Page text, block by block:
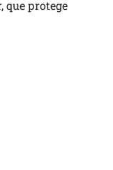
que protege